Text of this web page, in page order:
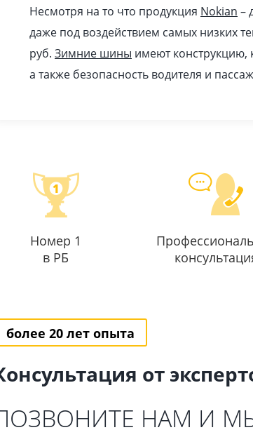
Несмотря на то что продукция Nokian –
даже под воздействием самых низких
pуб. Зимние шины имеют конструкцию,
а также безопасность водителя и
Номер 1
в РБ
более 20 лет опыта
от
НАМ И